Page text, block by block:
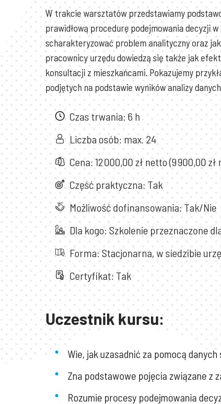
W trakcie warsztatów przedstawiamy
prawidłową procedurę podejmowania decyzji
scharakteryzować problem analityczny oraz
pracownicy urzędu dowiedzą się także jak
konsultacji z mieszkańcami. Pokazujemy
podjętych na podstawie wyników analizy
Czas trwania: 6 h
Liczba osób: max. 24
Cena: 12 000,00 zł netto (9 900,00
Część praktyczna: Tak
Możliwość dofinansowania: Tak/Nie
Dla kogo: Szkolenie przeznaczone
Forma: Stacjonarna, w siedzibie
Certyfikat: Tak
Uczestnik kursu:
Wie, jak uzasadnić za pomocą danych
Zna podstawowe pojęcia związane z
Rozumie procesy podejmowania